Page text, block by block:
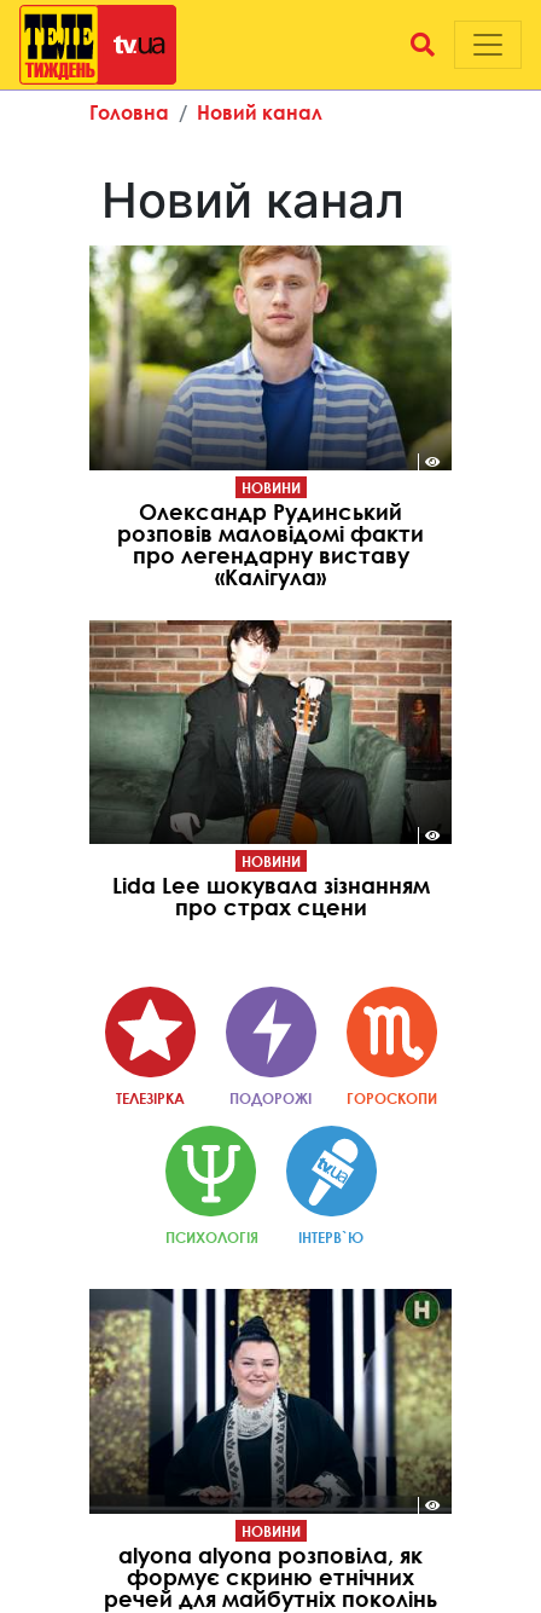
Головна Новий канал
Новий канал
НОВИНИ
Олександр Рудинський
розповів маловідомі факти
про легендарну виставу
«Калігула»
НОВИНИ
Lida Lee шокувала зізнанням
про страх сцени
ТЕЛЕЗІРКА ПОДОРОЖІ ГОРОСКОПИ
ПСИХОЛОГІЯ ІНТЕРВ`Ю
НОВИНИ
alyona alyona розповіла, як
формує скриню етнічних
речей для майбутніх поколінь